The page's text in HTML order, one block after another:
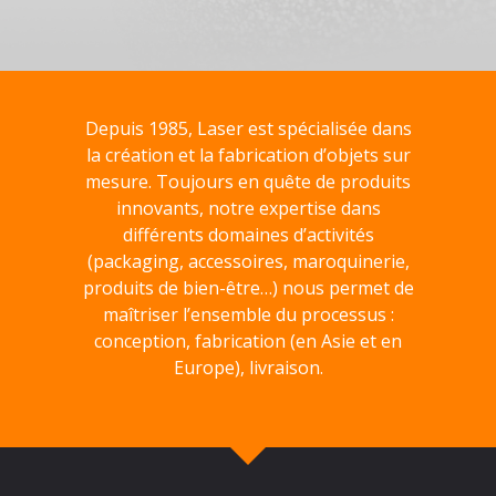
Depuis 1985, Laser est spécialisée dans
la création et la fabrication d’objets sur
mesure. Toujours en quête de produits
innovants, notre expertise dans
différents domaines d’activités
(packaging, accessoires, maroquinerie,
produits de bien-être…) nous permet de
maîtriser l’ensemble du processus :
conception, fabrication (en Asie et en
Europe), livraison.